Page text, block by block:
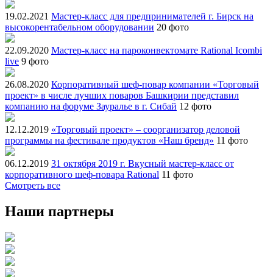
19.02.2021 Мастер-класс для предпринимателей г. Бирск на
высокорентабельном оборудовании 20 фото
22.09.2020 Мастер-класс на пароконвектомате Rational Icombi
live 9 фото
26.08.2020 Корпоративный шеф-повар компании «Торговый
проект» в числе лучших поваров Башкирии представил
компанию на форуме Зауралье в г. Сибай 12 фото
12.12.2019 «Торговый проект» – соорганизатор деловой
программы на фестивале продуктов «Наш бренд» 11 фото
06.12.2019 31 октября 2019 г. Вкусный мастер-класс от
корпоративного шеф-повара Rational 11 фото
Смотреть все
Наши партнеры